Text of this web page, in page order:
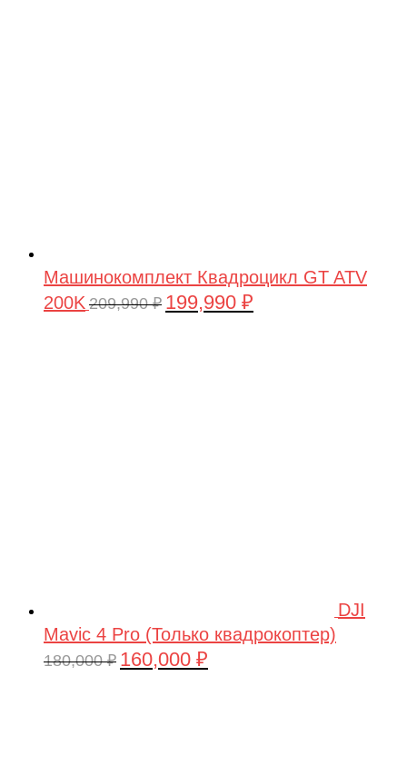
Машинокомплект Квадроцикл GT ATV
200K 209,990₽ Первоначальная
199,990 ₽
DJI
Mavic 4 Pro (Только квадрокоптер)
180,000₽ Первоначальная
160,000 ₽